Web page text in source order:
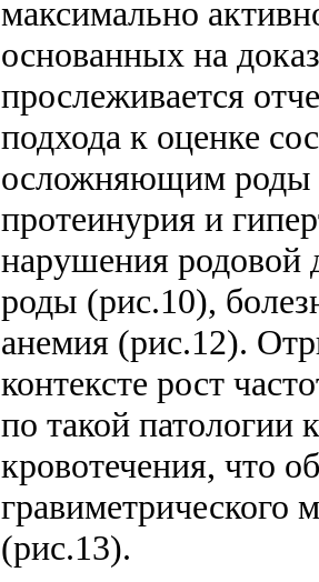
максимально
основанных на
прослеживается
подхода к оценке
осложняющим роды
протеинурия и
нарушения родовой
роды (рис.10),
анемия (рис.12).
контексте рост
по такой патологии
кровотечения, что
гравиметрического
(рис.13).